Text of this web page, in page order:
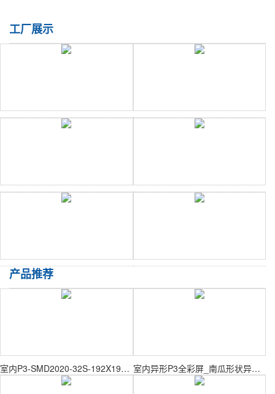
工厂展示
产品推荐
室内P3-SMD2020-32S-192X192mm室内表贴模组 室内异形P3全彩屏_南瓜形状异形显示屏